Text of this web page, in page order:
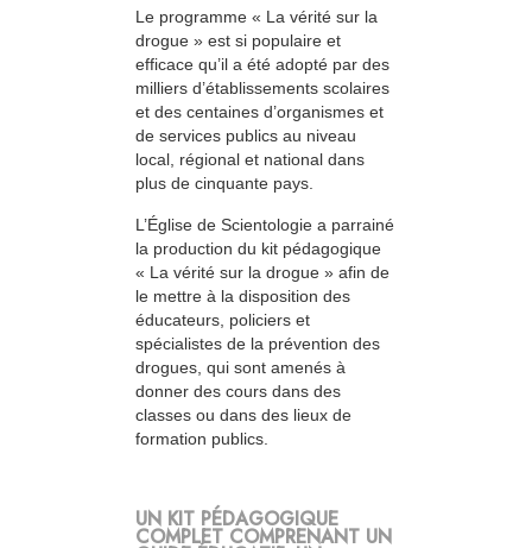
Le programme « La vérité sur la
drogue » est si populaire et
efficace qu’il a été adopté par des
milliers d’établissements scolaires
et des centaines d’organismes et
de services publics au niveau
local, régional et national dans
plus de cinquante pays.
L’Église de Scientologie a parrainé
la production du kit pédagogique
« La vérité sur la drogue » afin de
le mettre à la disposition des
éducateurs, policiers et
spécialistes de la prévention des
drogues, qui sont amenés à
donner des cours dans des
classes ou dans des lieux de
formation publics.
UN KIT PÉDAGOGIQUE
COMPLET COMPRENANT UN